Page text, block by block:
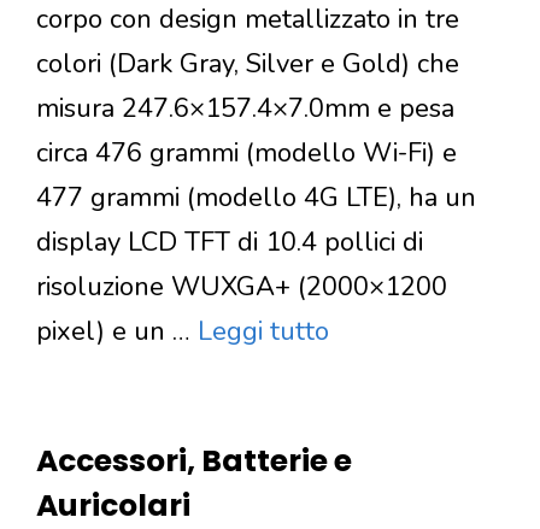
corpo con design metallizzato in tre
colori (Dark Gray, Silver e Gold) che
misura 247.6×157.4×7.0mm e pesa
circa 476 grammi (modello Wi-Fi) e
477 grammi (modello 4G LTE), ha un
display LCD TFT di 10.4 pollici di
risoluzione WUXGA+ (2000×1200
pixel) e un … Leggi tutto
Accessori, Batterie e
Auricolari